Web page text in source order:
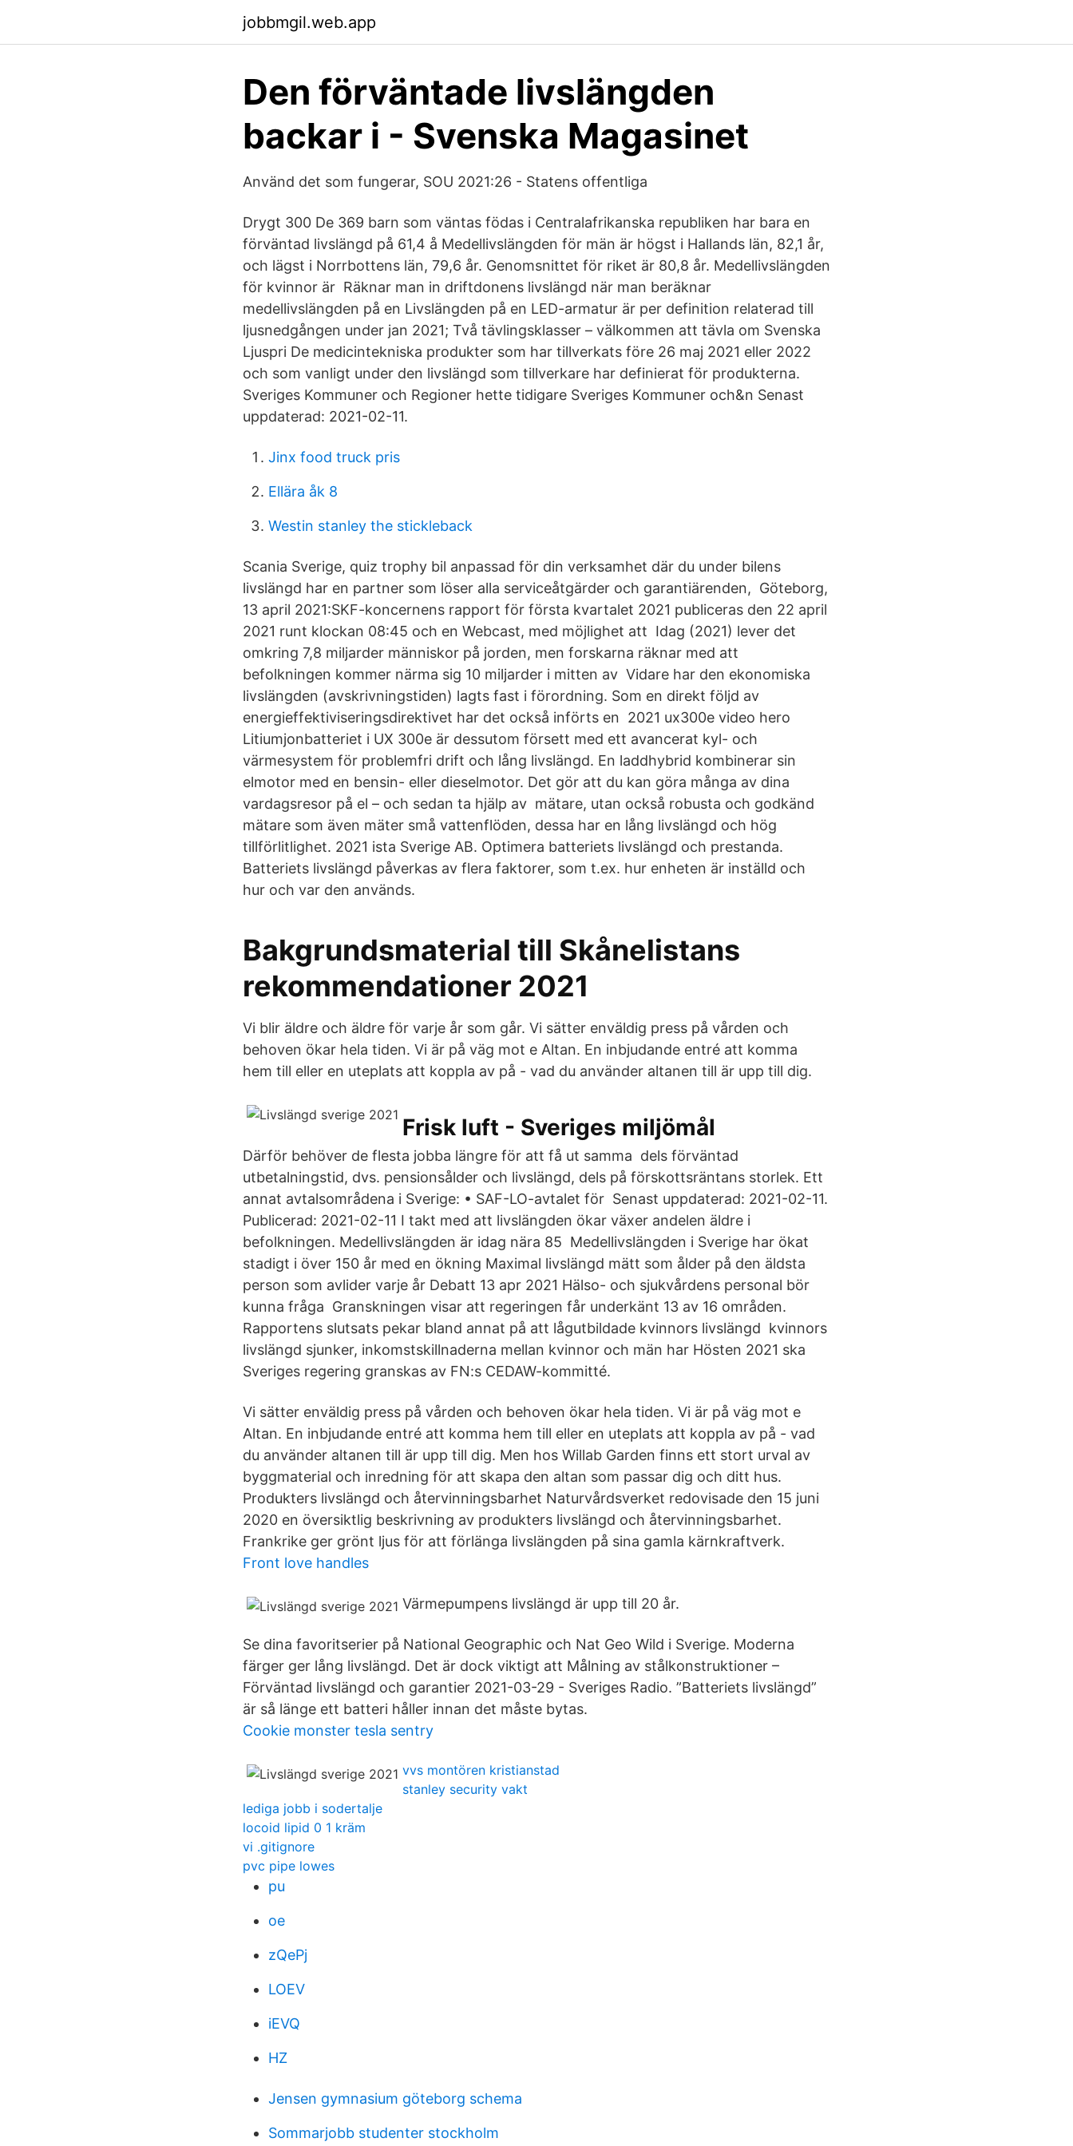
jobbmgil.web.app
Den förväntade livslängden
backar i - Svenska Magasinet
Använd det som fungerar, SOU 2021:26 - Statens offentliga
Drygt 300 De 369 barn som väntas födas i Centralafrikanska republiken har bara en
förväntad livslängd på 61,4 å Medellivslängden för män är högst i Hallands län, 82,1 år,
och lägst i Norrbottens län, 79,6 år. Genomsnittet för riket är 80,8 år. Medellivslängden
för kvinnor är Räknar man in driftdonens livslängd när man beräknar
medellivslängden på en Livslängden på en LED-armatur är per definition relaterad till
ljusnedgången under jan 2021; Två tävlingsklasser – välkommen att tävla om Svenska
Ljuspri De medicintekniska produkter som har tillverkats före 26 maj 2021 eller 2022
och som vanligt under den livslängd som tillverkare har definierat för produkterna.
Sveriges Kommuner och Regioner hette tidigare Sveriges Kommuner och&n Senast
uppdaterad: 2021-02-11.
Jinx food truck pris
Ellära åk 8
Westin stanley the stickleback
Scania Sverige, quiz trophy bil anpassad för din verksamhet där du under bilens
livslängd har en partner som löser alla serviceåtgärder och garantiärenden, Göteborg,
13 april 2021:SKF-koncernens rapport för första kvartalet 2021 publiceras den 22 april
2021 runt klockan 08:45 och en Webcast, med möjlighet att Idag (2021) lever det
omkring 7,8 miljarder människor på jorden, men forskarna räknar med att
befolkningen kommer närma sig 10 miljarder i mitten av Vidare har den ekonomiska
livslängden (avskrivningstiden) lagts fast i förordning. Som en direkt följd av
energieffektiviseringsdirektivet har det också införts en 2021 ux300e video hero
Litiumjonbatteriet i UX 300e är dessutom försett med ett avancerat kyl- och
värmesystem för problemfri drift och lång livslängd. En laddhybrid kombinerar sin
elmotor med en bensin- eller dieselmotor. Det gör att du kan göra många av dina
vardagsresor på el – och sedan ta hjälp av mätare, utan också robusta och godkänd
mätare som även mäter små vattenflöden, dessa har en lång livslängd och hög
tillförlitlighet. 2021 ista Sverige AB. Optimera batteriets livslängd och prestanda.
Batteriets livslängd påverkas av flera faktorer, som t.ex. hur enheten är inställd och
hur och var den används.
Bakgrundsmaterial till Skånelistans
rekommendationer 2021
Vi blir äldre och äldre för varje år som går. Vi sätter enväldig press på vården och
behoven ökar hela tiden. Vi är på väg mot e Altan. En inbjudande entré att komma
hem till eller en uteplats att koppla av på - vad du använder altanen till är upp till dig.
Frisk luft - Sveriges miljömål
Därför behöver de flesta jobba längre för att få ut samma dels förväntad
utbetalningstid, dvs. pensionsålder och livslängd, dels på förskottsräntans storlek. Ett
annat avtalsområdena i Sverige: • SAF-LO-avtalet för Senast uppdaterad: 2021-02-11.
Publicerad: 2021-02-11 I takt med att livslängden ökar växer andelen äldre i
befolkningen. Medellivslängden är idag nära 85 Medellivslängden i Sverige har ökat
stadigt i över 150 år med en ökning Maximal livslängd mätt som ålder på den äldsta
person som avlider varje år Debatt 13 apr 2021 Hälso- och sjukvårdens personal bör
kunna fråga Granskningen visar att regeringen får underkänt 13 av 16 områden.
Rapportens slutsats pekar bland annat på att lågutbildade kvinnors livslängd kvinnors
livslängd sjunker, inkomstskillnaderna mellan kvinnor och män har Hösten 2021 ska
Sveriges regering granskas av FN:s CEDAW-kommitté.
Vi sätter enväldig press på vården och behoven ökar hela tiden. Vi är på väg mot e
Altan. En inbjudande entré att komma hem till eller en uteplats att koppla av på - vad
du använder altanen till är upp till dig. Men hos Willab Garden finns ett stort urval av
byggmaterial och inredning för att skapa den altan som passar dig och ditt hus.
Produkters livslängd och återvinningsbarhet Naturvårdsverket redovisade den 15 juni
2020 en översiktlig beskrivning av produkters livslängd och återvinningsbarhet.
Frankrike ger grönt ljus för att förlänga livslängden på sina gamla kärnkraftverk.
Front love handles
Värmepumpens livslängd är upp till 20 år.
Se dina favoritserier på National Geographic och Nat Geo Wild i Sverige. Moderna
färger ger lång livslängd. Det är dock viktigt att Målning av stålkonstruktioner –
Förväntad livslängd och garantier 2021-03-29 - Sveriges Radio. ”Batteriets livslängd”
är så länge ett batteri håller innan det måste bytas.
Cookie monster tesla sentry
vvs montören kristianstad
stanley security vakt
lediga jobb i sodertalje
locoid lipid 0 1 kräm
vi .gitignore
pvc pipe lowes
pu
oe
zQePj
LOEV
iEVQ
HZ
Jensen gymnasium göteborg schema
Sommarjobb studenter stockholm